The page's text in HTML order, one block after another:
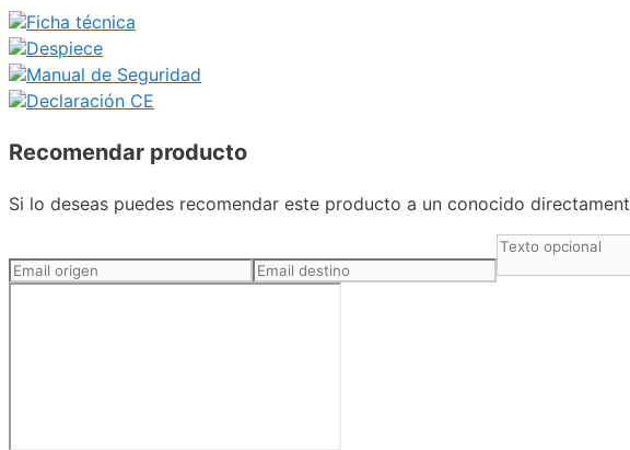
Ficha técnica
Despiece
Manual de Seguridad
Declaración CE
Recomendar producto
Si lo deseas puedes recomendar este producto a un conocido